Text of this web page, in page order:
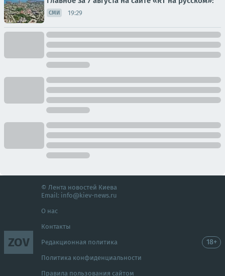
СМИ 19:29
ZOV
© Лента новостей Киева
Email: info@kiev-news.ru
О нас
Контакты
Редакционная политика
Политика конфиденциальности
Правила пользования сайтом
18+